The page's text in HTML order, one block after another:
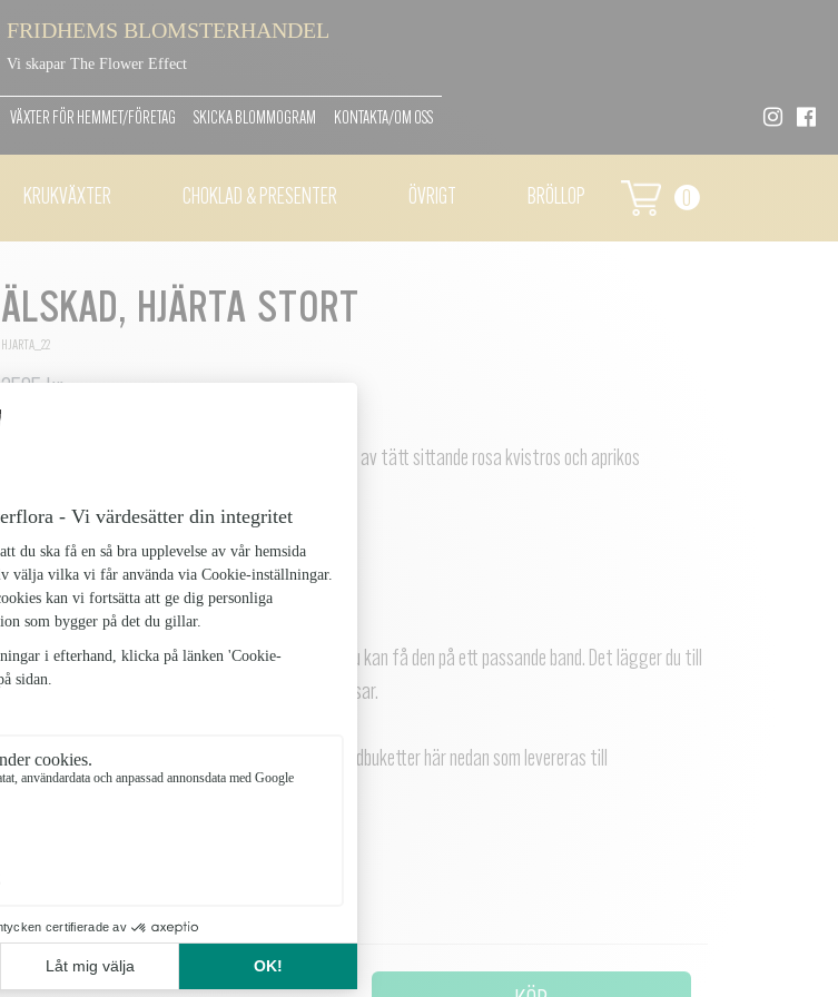
FRIDHEMS BLOMSTERHANDEL
Vi skapar The Flower Effect
VÄXTER FÖR HEMMET/FÖRETAG SKICKA BLOMMOGRAM KONTAKTA/OM OSS
KRUKVÄXTER CHOKLAD & PRESENTER ÖVRIGT BRÖLLOP 0
ÄLSKAD, HJÄRTA STORT
HJARTA_22
2595 kr
Blomrikt hjärta med röda rosor i fokus som bärs fram av tätt sittande rosa kvistros och aprikos
STORLEK
Stomme bredd: 34 cm
Levereras med din hälsning på ett textat kort, men du kan få den på ett passande band. Det lägger du till
som tillval här nedan och butiken väljer färg som passar.
Om du närvarar på begravningen, kan du beställa handbuketter här nedan som levereras till